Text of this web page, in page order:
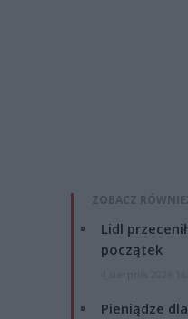
ZOBACZ
Lidl
początek
Pieniądze